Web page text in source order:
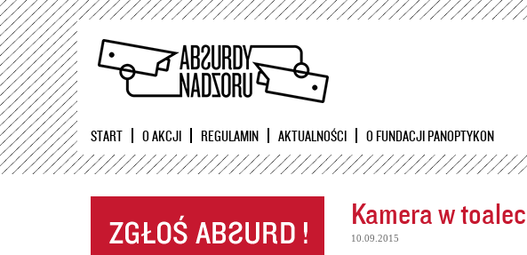
START O AKCJI REGULAMIN AKTUALNOŚCI O FUNDACJI PANOPTYKON
Kamera w
10.09.2015